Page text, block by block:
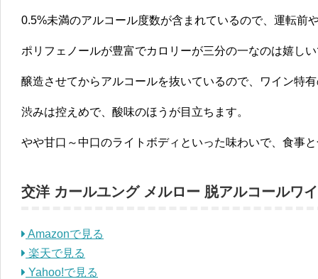
0.5%未満のアルコール度数が含まれているので、運転前
ポリフェノールが豊富でカロリーが三分の一なのは嬉し
醸造させてからアルコールを抜いているので、ワイン特
渋みは控えめで、酸味のほうが目立ちます。
やや甘口～中口のライトボディといった味わいで、食事
交洋 カールユング メルロー 脱アルコールワ
Amazonで見る
楽天で見る
Yahoo!で見る